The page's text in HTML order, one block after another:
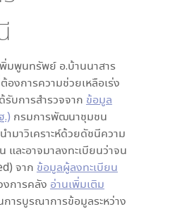
พิ่มพูนทรัพย์ อ.บ้านนาสาร
งการความช่วยเหลือเร่ง
บการสำรวจจาก ข้อมูล
.) กรมการพัฒนาชุมชน
มาวิเคราะห์ด้วยดัชนีความ
ละอาจมาลงทะเบียนว่าจน
จาก ข้อมูลผู้ลงทะเบียน
งการคลัง อ่านเพิ่มเติม
ารบูรณาการข้อมูลระหว่าง